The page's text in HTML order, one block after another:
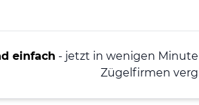
einfach - jetzt in wenigen
Zügelfirmen